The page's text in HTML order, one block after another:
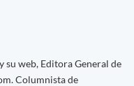
su web, Editora General de
Columnista de